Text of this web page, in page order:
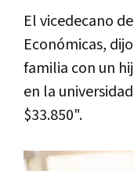
El vicedecano
Económicas,
familia con un
en la
$33.850".